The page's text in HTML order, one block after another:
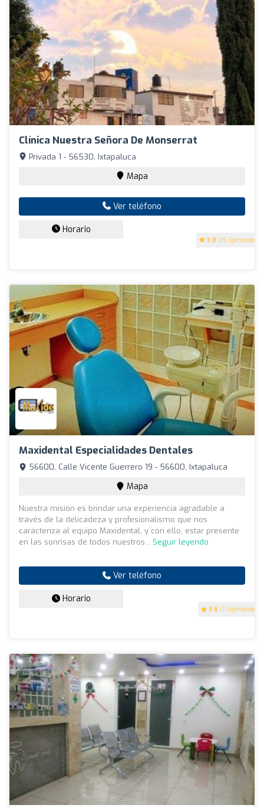
Clínica Nuestra Señora De Monserrat
3.8 (15 opiniones)
Privada 1 - 56530, Ixtapaluca
Mapa
Ver teléfono
Horario
Maxidental Especialidades Dentales
3.6 (11 opiniones)
56600, Calle Vicente Guerrero 19 - 56600, Ixtapaluca
Mapa
Nuestra misión es brindar una experiencia agradable a
través de la delicadeza y profesionalismo que nos
caracteriza al equipo Maxidental, y con ello, estar presente
en las sonrisas de todos nuestros... Seguir leyendo
Ver teléfono
Horario